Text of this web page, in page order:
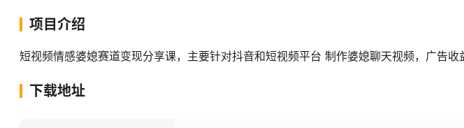
项目介绍
短视频情感婆媳赛道变现分享课，主要针对抖音和短视频平台 制作婆媳聊天视频，广告收
下载地址